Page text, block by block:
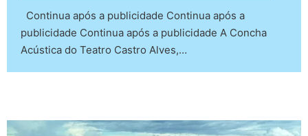
Continua após a publicidade Continua após a
publicidade Continua após a publicidade A Concha
Acústica do Teatro Castro Alves,…